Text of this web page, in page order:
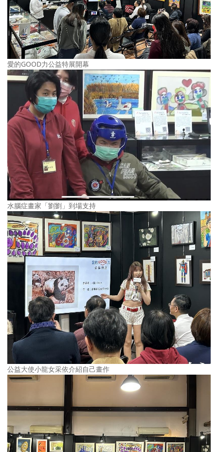
愛的GOOD力公益特展開幕
水腦症畫家「劉劉」到場支持
公益大使小龍女采依介紹自己畫作